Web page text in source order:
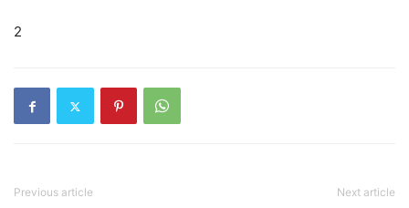
2
Previous article Next article